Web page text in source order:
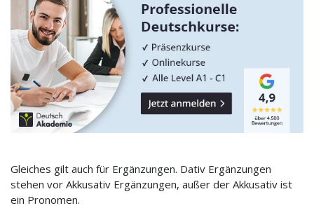
Gleiches gilt auch für Ergänzungen. Dativ Ergänzungen
stehen vor Akkusativ Ergänzungen, außer der Akkusativ ist
ein Pronomen.